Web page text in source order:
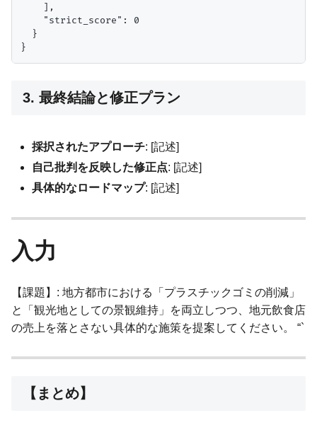
    ],
    "strict_score": 0
  }
3. 最終結論と修正プラン
採択されたアプローチ: [記述]
自己批判を反映した修正点: [記述]
具体的なロードマップ: [記述]
入力
【課題】: 地方都市における「プラスチックゴミの削減」
と「観光地としての景観維持」を両立しつつ、地元飲食店
の売上を落とさない具体的な施策を提案してください。 “`
【まとめ】